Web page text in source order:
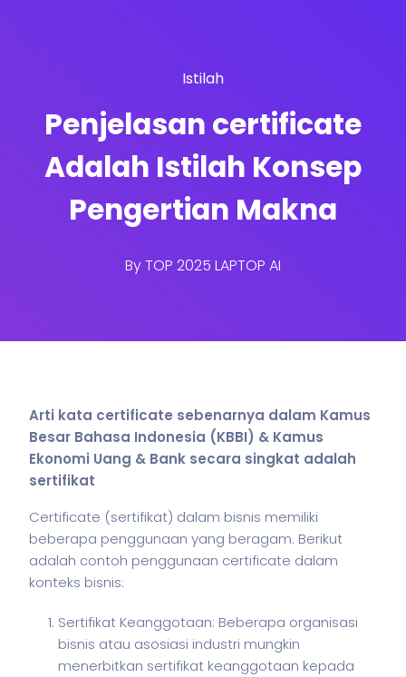
Istilah
Penjelasan certificate
Adalah Istilah Konsep
Pengertian Makna
ByTOP 2025 LAPTOP AI
Arti kata certificate sebenarnya dalam Kamus
Besar Bahasa Indonesia (KBBI) & Kamus
Ekonomi Uang & Bank secara singkat adalah
sertifikat
Certificate (sertifikat) dalam bisnis memiliki
beberapa penggunaan yang beragam. Berikut
adalah contoh penggunaan certificate dalam
konteks bisnis:
Sertifikat Keanggotaan: Beberapa organisasi
bisnis atau asosiasi industri mungkin
menerbitkan sertifikat keanggotaan kepada